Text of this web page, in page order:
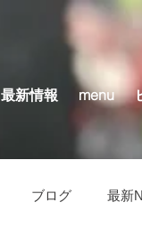
最新情報 menu
ブログ 最新